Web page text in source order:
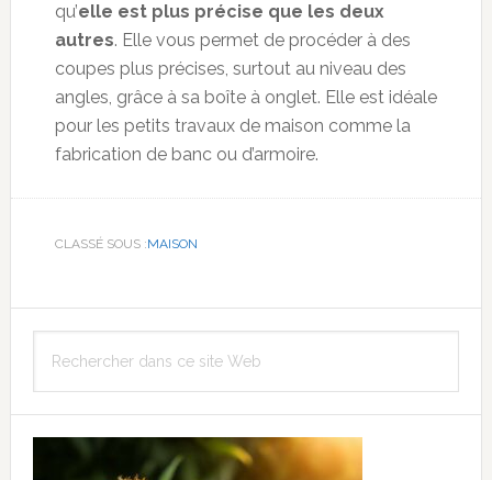
qu’elle est plus précise que les deux
autres. Elle vous permet de procéder à des
coupes plus précises, surtout au niveau des
angles, grâce à sa boîte à onglet. Elle est idéale
pour les petits travaux de maison comme la
fabrication de banc ou d’armoire.
CLASSÉ SOUS :MAISON
Barre
latérale
principale
dans